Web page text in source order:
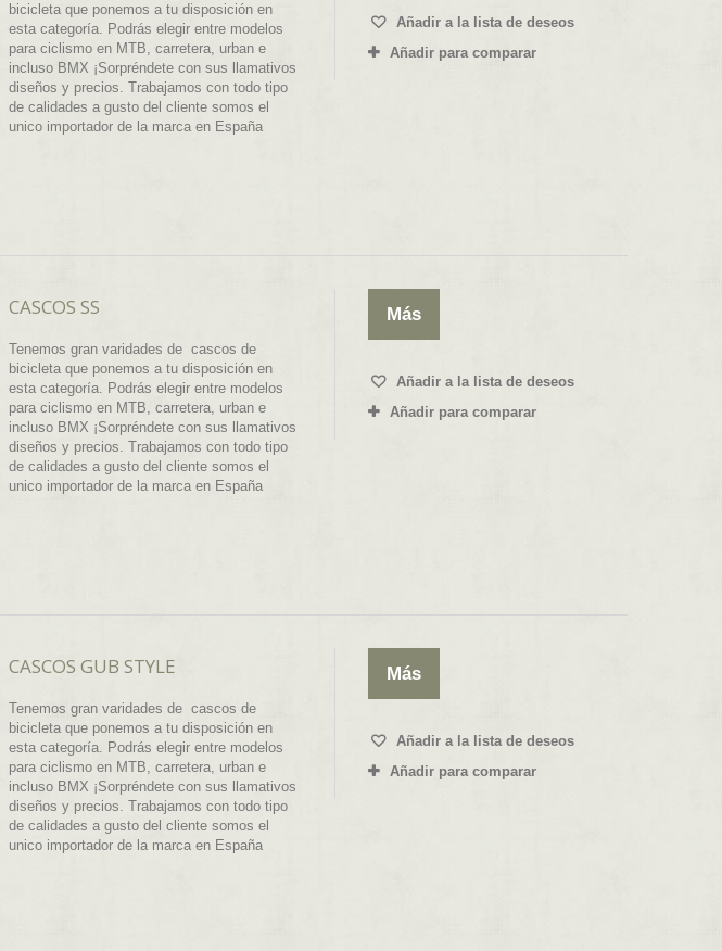
bicicleta que ponemos a tu disposición en
esta categoría. Podrás elegir entre modelos
para ciclismo en MTB, carretera, urban e
incluso BMX ¡Sorpréndete con sus llamativos
diseños y precios. Trabajamos con todo tipo
de calidades a gusto del cliente somos el
unico importador de la marca en España
Añadir a la lista de deseos
Añadir para comparar
CASCOS SS
Tenemos gran varidades de cascos de
bicicleta que ponemos a tu disposición en
esta categoría. Podrás elegir entre modelos
para ciclismo en MTB, carretera, urban e
incluso BMX ¡Sorpréndete con sus llamativos
diseños y precios. Trabajamos con todo tipo
de calidades a gusto del cliente somos el
unico importador de la marca en España
Más
Añadir a la lista de deseos
Añadir para comparar
CASCOS GUB STYLE
Tenemos gran varidades de cascos de
bicicleta que ponemos a tu disposición en
esta categoría. Podrás elegir entre modelos
para ciclismo en MTB, carretera, urban e
incluso BMX ¡Sorpréndete con sus llamativos
diseños y precios. Trabajamos con todo tipo
de calidades a gusto del cliente somos el
unico importador de la marca en España
Más
Añadir a la lista de deseos
Añadir para comparar